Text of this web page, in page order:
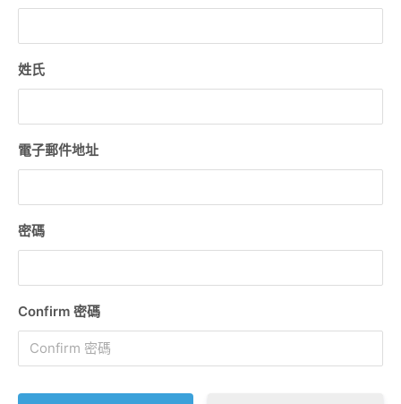
姓氏
電子郵件地址
密碼
Confirm 密碼